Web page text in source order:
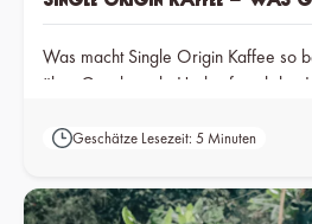
Was macht Single Origin Kaffee so
über Geschmack, Herkunft und den
Geschätze Lesezeit: 5 Minuten